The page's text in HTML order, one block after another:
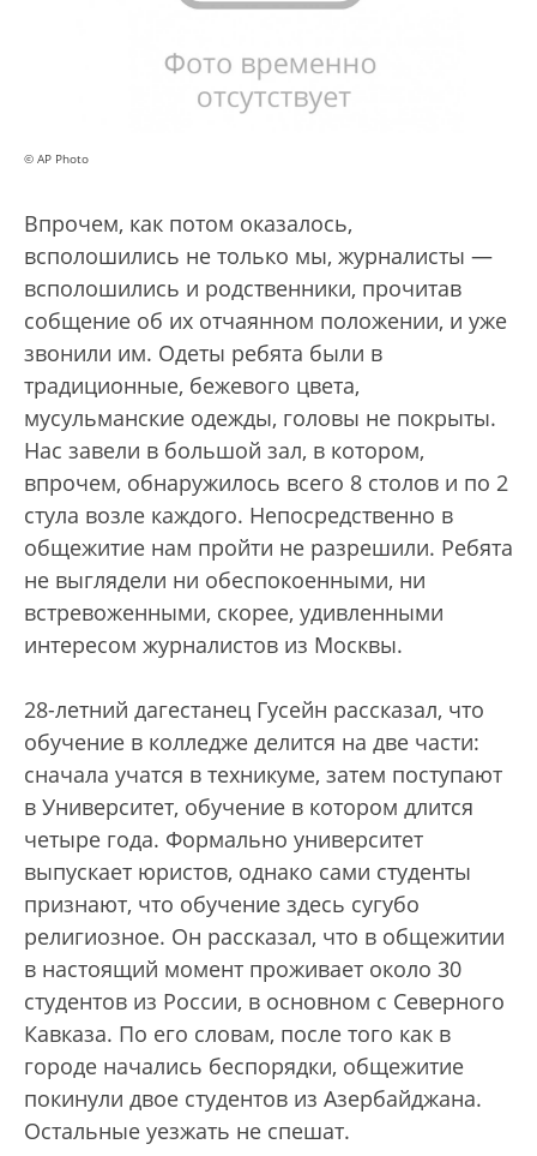
© AP Photo
Впрочем, как потом оказалось,
всполошились не только мы, журналисты —
всполошились и родственники, прочитав
собщение об их отчаянном положении, и уже
звонили им. Одеты ребята были в
традиционные, бежевого цвета,
мусульманские одежды, головы не покрыты.
Нас завели в большой зал, в котором,
впрочем, обнаружилось всего 8 столов и по 2
стула возле каждого. Непосредственно в
общежитие нам пройти не разрешили. Ребята
не выглядели ни обеспокоенными, ни
встревоженными, скорее, удивленными
интересом журналистов из Москвы.
28-летний дагестанец Гусейн рассказал, что
обучение в колледже делится на две части:
сначала учатся в техникуме, затем поступают
в Университет, обучение в котором длится
четыре года. Формально университет
выпускает юристов, однако сами студенты
признают, что обучение здесь сугубо
религиозное. Он рассказал, что в общежитии
в настоящий момент проживает около 30
студентов из России, в основном с Северного
Кавказа. По его словам, после того как в
городе начались беспорядки, общежитие
покинули двое студентов из Азербайджана.
Остальные уезжать не спешат.